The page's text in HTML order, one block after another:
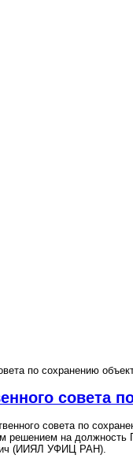
по сохранению
совета
совета по
решением на должность
(ИИЯЛ УФИЦ РАН).